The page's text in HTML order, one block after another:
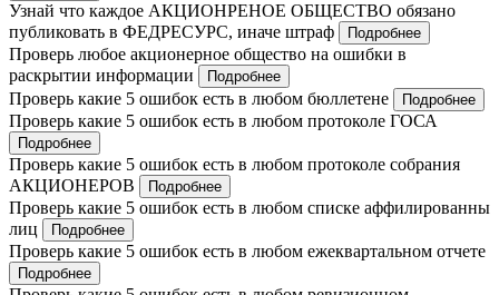
Узнай что каждое АКЦИОНРЕНОЕ ОБЩЕСТВО обязано
публиковать в ФЕДРЕСУРС, иначе штраф
Подробнее
Проверь любое акционерное общество на ошибки в
раскрытии информации
Подробнее
Проверь какие 5 ошибок есть в любом бюллетене Подробнее
Проверь какие 5 ошибок есть в любом протоколе ГОСА
Подробнее
Проверь какие 5 ошибок есть в любом протоколе собрания
АКЦИОНЕРОВ
Подробнее
Проверь какие 5 ошибок есть в любом списке аффилированны
лиц
Подробнее
Проверь какие 5 ошибок есть в любом ежеквартальном отчете
Подробнее